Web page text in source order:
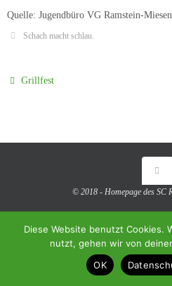
Quelle: Jugendbüro VG Ramstein-
Schach macht schlau
Grillfest
© 2018 - Homepage des SC
Diese Website benutzt Cookies.
nutzt, gehen wir von
OK